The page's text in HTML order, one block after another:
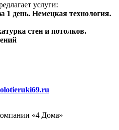
услуги:
1 день. Немецкая технология.
стен и потолков.
«4 Дома»